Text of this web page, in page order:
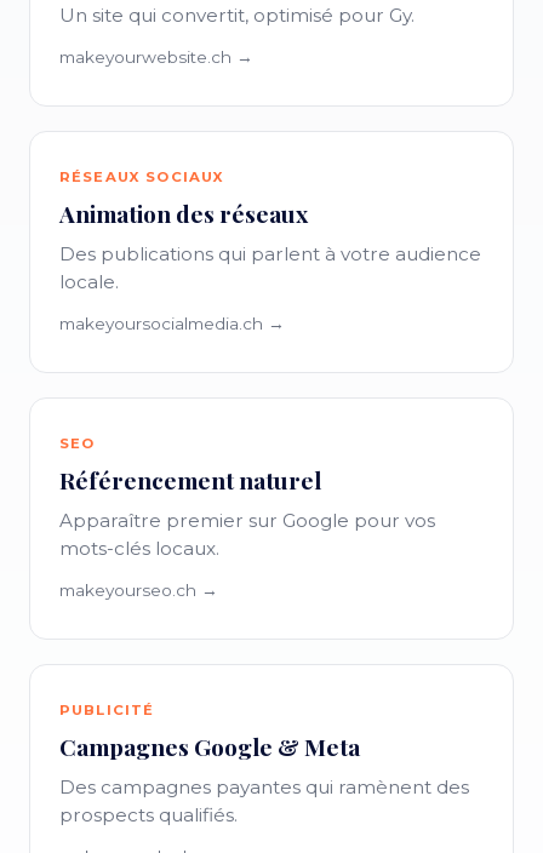
Un site qui convertit, optimisé pour Gy.
makeyourwebsite.ch →
RÉSEAUX SOCIAUX
Animation des réseaux
Des publications qui parlent à votre audience
locale.
makeyoursocialmedia.ch →
SEO
Référencement naturel
Apparaître premier sur Google pour vos
mots-clés locaux.
makeyourseo.ch →
PUBLICITÉ
Campagnes Google & Meta
Des campagnes payantes qui ramènent des
prospects qualifiés.